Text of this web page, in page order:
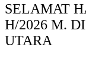
SELAMAT
H/2026 M.
UTARA